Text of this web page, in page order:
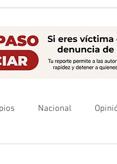
Nacional